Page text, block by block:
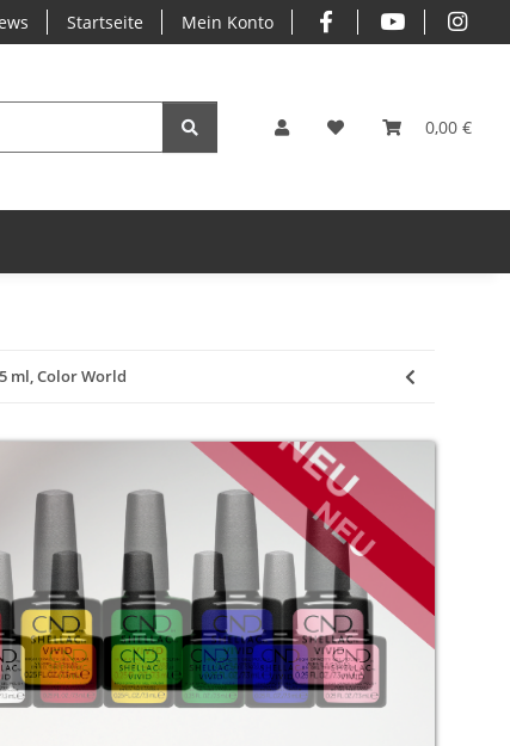
Startseite Mein Konto
0,00 €
ml, Color World